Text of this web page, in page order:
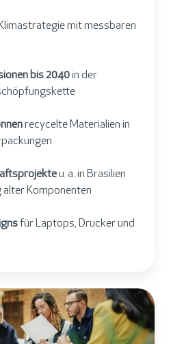
mit messbaren
bis 2040in der
recycelte Materialien in
u. a. in Brasilien
Komponenten
für Laptops, Drucker und